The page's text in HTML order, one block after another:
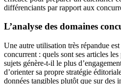
différenciants par rapport aux
L’analyse des domaines
Une autre utilisation très répandue
concurrent : quels sont ses articles
sujets génère-t-il le plus
d’orienter sa propre stratégie
données tangibles plutôt que sur des